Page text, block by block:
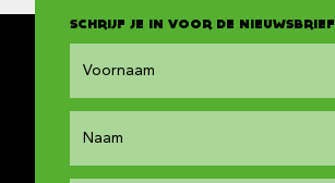
SCHRIJF JE IN VOOR DE NIEUWSBRIEF